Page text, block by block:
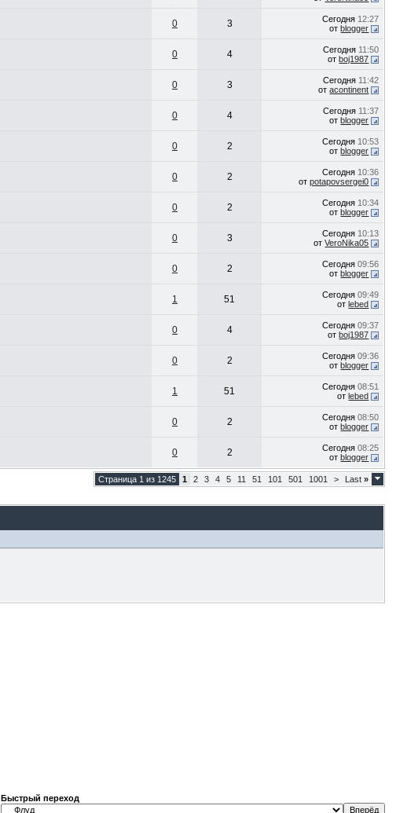
0 3 Сегодня 12:27
отblogger
0 4 Сегодня 11:50
отboj1987
0 3 Сегодня 11:42
отacontinent
0 4 Сегодня 11:37
отblogger
0 2 Сегодня 10:53
отblogger
0 2 Сегодня 10:36
отpotapovsergei0
0 2 Сегодня 10:34
отblogger
0 3 Сегодня 10:13
отVeroNika05
0 2 Сегодня09:56
отblogger
1 51 Сегодня09:49
отlebed
0 4 Сегодня09:37
отboj1987
0 2 Сегодня09:36
отblogger
1 51 Сегодня08:51
отlebed
0 2 Сегодня08:50
отblogger
0 2 Сегодня08:25
отblogger
Страница 1 из 1245 1 2 3 4 5 11 51 101 501 1001 > Last»
Быстрый переход